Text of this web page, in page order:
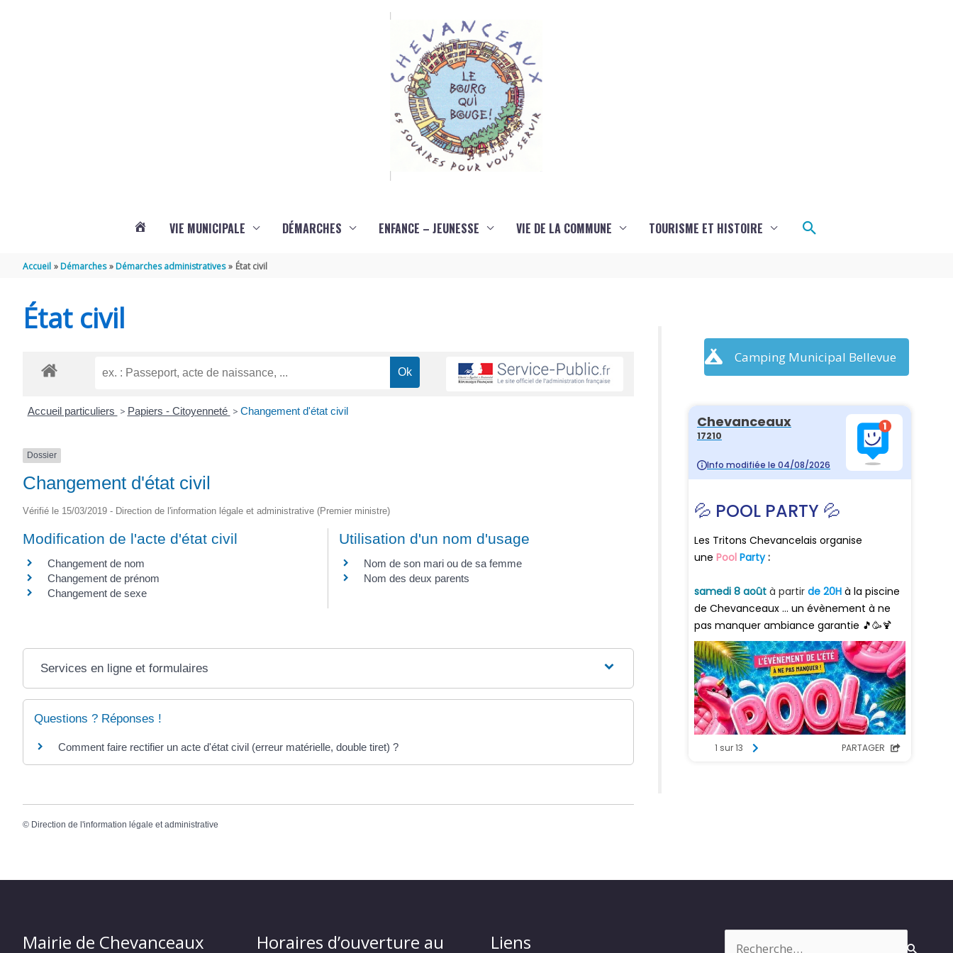
VIE MUNICIPALE DÉMARCHES ENFANCE – JEUNESSE VIE DE LA COMMUNE TOURISME ET HISTOIRE Rechercher
Accueil Démarches Démarches administratives État civil
État civil
Accueil particuliers > Papiers - Citoyenneté > Changement d'état civil
Dossier
Changement d'état civil
Vérifié le 15/03/2019 - Direction de l'information légale et administrative (Premier ministre)
Modification de l'acte d'état civil
Changement de nom
Changement de prénom
Changement de sexe
Utilisation d'un nom d'usage
Nom de son mari ou de sa femme
Nom des deux parents
Services en ligne et formulaires
Questions ? Réponses !
Comment faire rectifier un acte d'état civil (erreur matérielle, double tiret) ?
© Direction de l'information légale et administrative
Camping Municipal Bellevue
Mairie de Chevanceaux Horaires d’ouverture au Liens